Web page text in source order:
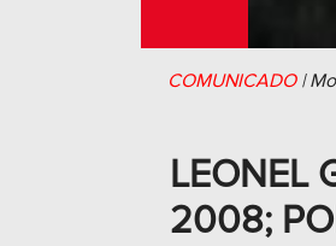
COMUNICADO|
LEONEL
2008;